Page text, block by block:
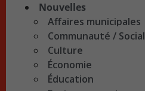
Nouvelles
Affaires municipales
Communauté / Social
Culture
Économie
Éducation